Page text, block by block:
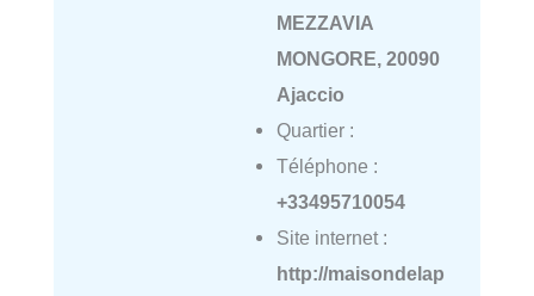
MEZZAVIA
MONGORE, 20090
Ajaccio
Quartier :
Téléphone :
+33495710054
Site internet :
http://maisondelap